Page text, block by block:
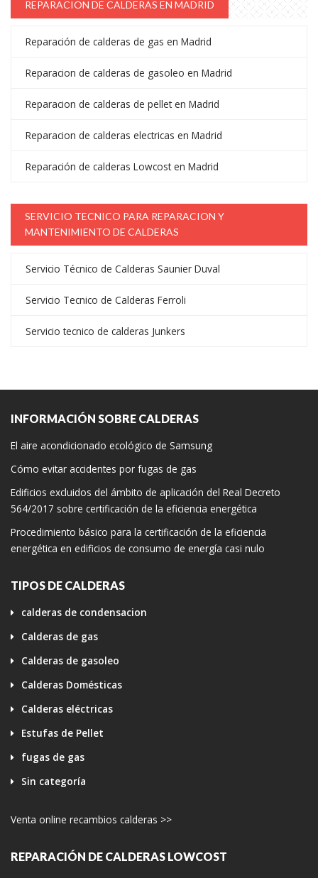
REPARACION DE CALDERAS EN MADRID
Reparación de calderas de gas en Madrid
Reparacion de calderas de gasoleo en Madrid
Reparacion de calderas de pellet en Madrid
Reparacion de calderas electricas en Madrid
Reparación de calderas Lowcost en Madrid
SERVICIO TECNICO PARA REPARACION Y
MANTENIMIENTO DE CALDERAS
Servicio Técnico de Calderas Saunier Duval
Servicio Tecnico de Calderas Ferroli
Servicio tecnico de calderas Junkers
INFORMACIÓN SOBRE CALDERAS
El aire acondicionado ecológico de Samsung
Cómo evitar accidentes por fugas de gas
Edificios excluidos del ámbito de aplicación del Real Decreto
564/2017 sobre certificación de la eficiencia energética
Procedimiento básico para la certificación de la eficiencia
energética en edificios de consumo de energía casi nulo
TIPOS DE CALDERAS
calderas de condensacion
Calderas de gas
Calderas de gasoleo
Calderas Domésticas
Calderas eléctricas
Estufas de Pellet
fugas de gas
Sin categoría
Venta online recambios calderas >>
REPARACIÓN DE CALDERAS LOWCOST